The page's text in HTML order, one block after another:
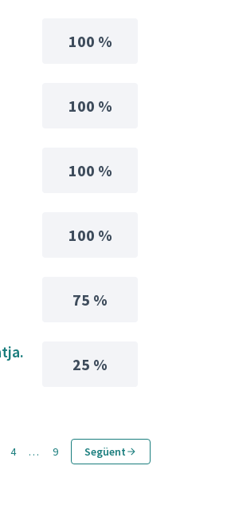
100 %
100 %
100 %
100 %
75 %
25 %
4 … 9 Següent